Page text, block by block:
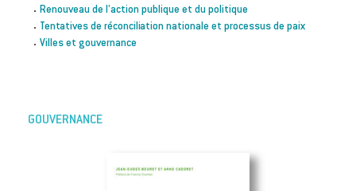
Renouveau de l’action publique et du politique
Tentatives de réconciliation nationale et processus de paix
Villes et gouvernance
GOUVERNANCE